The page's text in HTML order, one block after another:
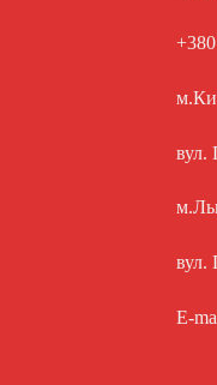
вул.
вул.
E-